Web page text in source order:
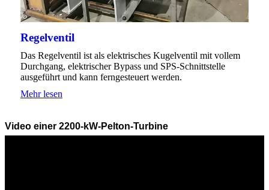
Regelventil
Das Regelventil ist als elektrisches Kugelventil mit vollem
Durchgang, elektrischer Bypass und SPS-Schnittstelle
ausgeführt und kann ferngesteuert werden.
Mehr lesen
Video einer 2200-kW-Pelton-Turbine